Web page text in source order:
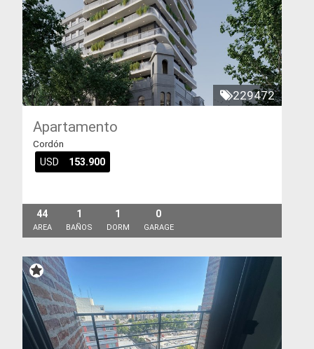
229472
Apartamento
Cordón
USD 153.900
44
AREA
1
BAÑOS
1
DORM
0
GARAGE